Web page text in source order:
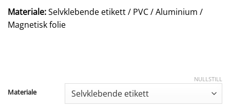
Materiale:Selvklebende etikett / PVC / Aluminium /
Magnetisk folie
Materiale
NULLSTILL